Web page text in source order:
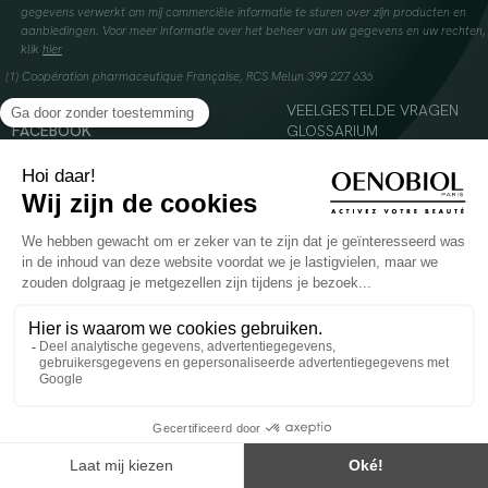
gegevens verwerkt om mij commerciële informatie te sturen over zijn producten en
aanbiedingen. Voor meer informatie over het beheer van uw gegevens en uw rechten,
klik hier
(1) Coopération pharmaceutique Française, RCS Melun 399 227 636
INSTAGRAM
FACEBOOK
YOUTUBE
VEELGESTELDE VRAGEN
GLOSSARIUM
© 2024 Oenobiol Paris
Voedingssupplement dat moet worden geconsumeerd als onderdeel van een gevarieerde,
overschrijden. Enkel voor volwassenen, buiten het bereik van kinderen houden.